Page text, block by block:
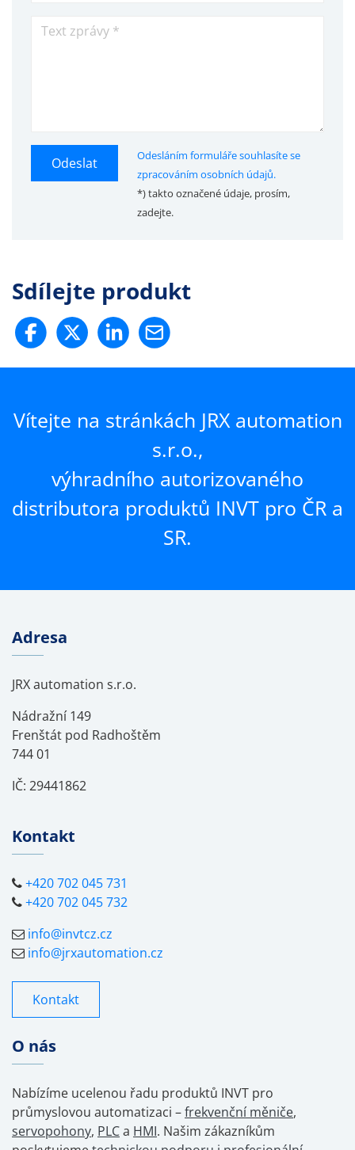
Odeslat
Odesláním formuláře souhlasíte se
zpracováním osobních údajů.
*) takto označené údaje, prosím,
zadejte.
Sdílejte produkt
Vítejte na stránkách JRX automation
s.r.o.,
výhradního autorizovaného
distributora produktů INVT pro ČR a
SR.
Adresa
JRX automation s.r.o.
Nádražní 149
Frenštát pod Radhoštěm
744 01
IČ: 29441862
Kontakt
+420 702 045 731
+420 702 045 732
info@invtcz.cz
info@jrxautomation.cz
Kontakt
O nás
Nabízíme ucelenou řadu produktů INVT pro
průmyslovou automatizaci –frekvenční měniče,
servopohony, PLCa HMI. Našim zákazníkům